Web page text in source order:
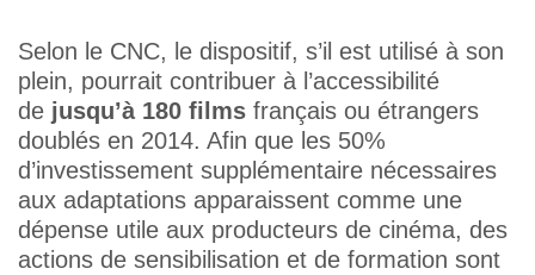
Selon le CNC, le dispositif, s’il est utilisé à son
plein, pourrait contribuer à l’accessibilité
de jusqu’à 180 films français ou étrangers
doublés en 2014. Afin que les 50%
d’investissement supplémentaire nécessaires
aux adaptations apparaissent comme une
dépense utile aux producteurs de cinéma, des
actions de sensibilisation et de formation sont